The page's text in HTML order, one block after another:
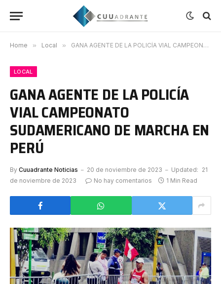
Home » Local » GANA AGENTE DE LA POLICÍA VIAL CAMPEONATO SUDAMERICANO DE MARCHA EN PERÚ
LOCAL
GANA AGENTE DE LA POLICÍA
VIAL CAMPEONATO
SUDAMERICANO DE MARCHA EN
PERÚ
By Cuuadrante Noticias 20 de noviembre de 2023 Updated: 21
de noviembre de 2023
No hay comentarios 1 Min Read